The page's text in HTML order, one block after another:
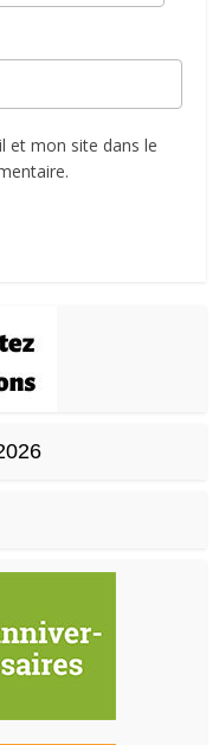
et mon site dans le